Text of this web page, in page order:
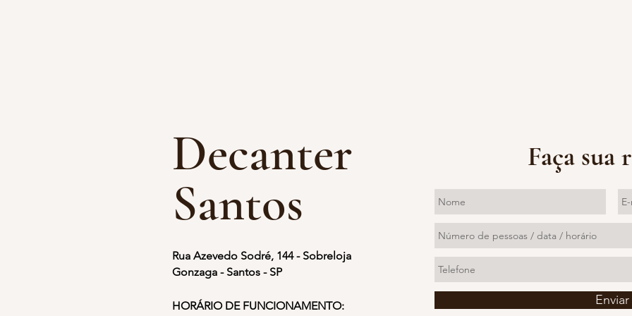
Decanter
Santos
Rua Azevedo Sodré, 144 - Sobreloja
Gonzaga - Santos - SP
HORÁRIO DE FUNCIONAMENTO:
Faça sua
Enviar